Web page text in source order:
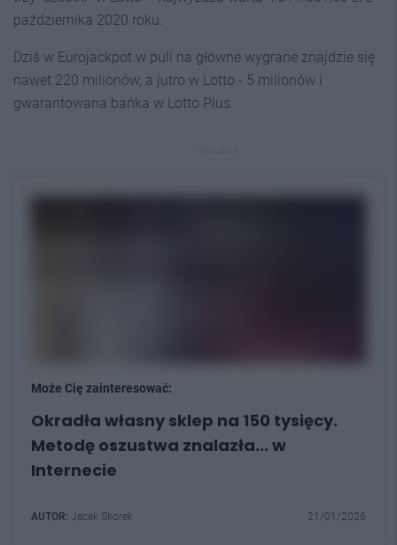
października 2020 roku.
Dziś w Eurojackpot w puli na główne wygrane znajdzie się
nawet 220 milionów, a jutro w Lotto - 5 milionów i
gwarantowana bańka w Lotto Plus.
Może Cię zainteresować:
Okradła własny sklep na 150 tysięcy.
Metodę oszustwa znalazła... w
Internecie
AUTOR: Jacek Skorek 21/01/2026